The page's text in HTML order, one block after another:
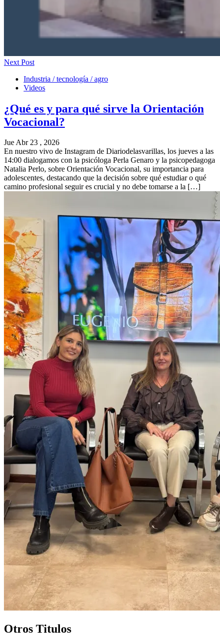
Next Post
Industria / tecnología / agro
Videos
¿Qué es y para qué sirve la Orientación
Vocacional?
Jue Abr 23 , 2026
En nuestro vivo de Instagram de Diariodelasvarillas, los jueves a las
14:00 dialogamos con la psicóloga Perla Genaro y la psicopedagoga
Natalia Perlo, sobre Orientación Vocacional, su importancia para
adolescentes, destacando que la decisión sobre qué estudiar o qué
camino profesional seguir es crucial y no debe tomarse a la […]
Otros Titulos